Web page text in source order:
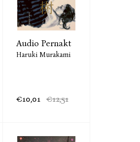
Audio Pernakt
Haruki Murakami
€10,01 €12,51